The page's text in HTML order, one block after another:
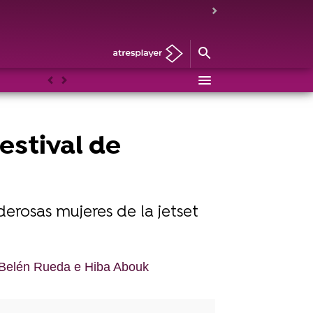
AnteriorSiguiente
de
mujeres de la jetset
Rueda e Hiba Abouk